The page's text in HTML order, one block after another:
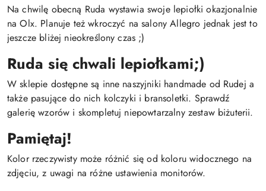
Na chwilę obecną Ruda wystawia swoje lepiołki okazjonalnie
na Olx. Planuje też wkroczyć na salony Allegro jednak jest to
jeszcze bliżej nieokreślony czas ;)
Ruda się chwali lepiołkami;)
W sklepie dostępne są inne naszyjniki handmade od Rudej a
także pasujące do nich kolczyki i bransoletki. Sprawdź
galerię wzorów i skompletuj niepowtarzalny zestaw biżuterii.
Pamiętaj!
Kolor rzeczywisty może różnić się od koloru widocznego na
zdjęciu, z uwagi na różne ustawienia monitorów.